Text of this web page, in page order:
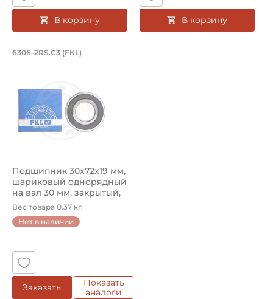
В корзину В корзину
Подшипник 30х72х19 мм, шариковый
6306-2RS.C3 (FKL)
Подшипник 30х72х19 мм,
шариковый однорядный
на вал 30 мм, закрытый,
уве...
Вес товара 0.37 кг.
Нет в наличии
Заказать
Показать
аналоги